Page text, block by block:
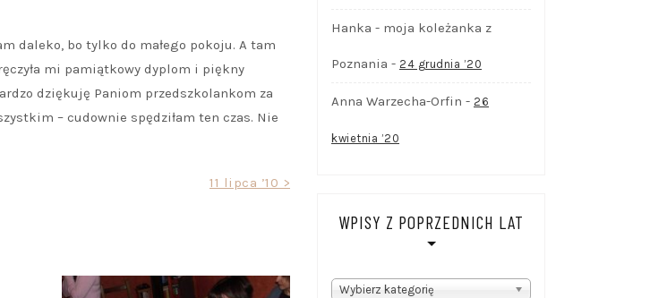
daleko, bo tylko do małego pokoju. A tam
mi pamiątkowy dyplom i piękny
dziękuję Paniom przedszkolankom za
– cudownie spędziłam ten czas. Nie
11 lipca ’10 >
Hanka - moja koleżanka z
Poznania - 24 grudnia ’20
Anna Warzecha-Orfin - 26
kwietnia ’20
WPISY Z POPRZEDNICH LAT
WPISYWybierz kategorię